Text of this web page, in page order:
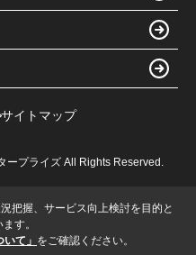
サイトマップ
ープライズ All Rights Reserved.
把握、サービス向上検討を目的と
す。
て」 をご確認ください。